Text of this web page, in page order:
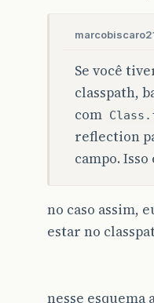
Se você
classpath,
com
reflection
campo.
no caso assim,
estar no
nesse esquema